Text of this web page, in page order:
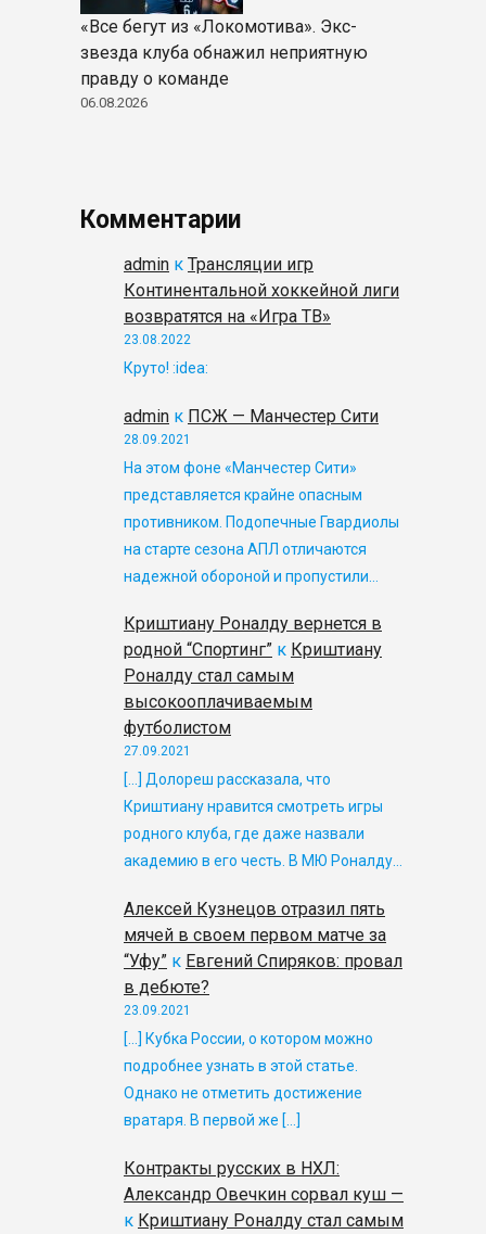
«Все бегут из «Локомотива». Экс-
звезда клуба обнажил неприятную
правду о команде
06.08.2026
Комментарии
admin к Трансляции игр
Континентальной хоккейной лиги
возвратятся на «Игра ТВ»
23.08.2022
Круто! :idea:
admin к ПСЖ — Манчестер Сити
28.09.2021
На этом фоне «Манчестер Сити»
представляется крайне опасным
противником. Подопечные Гвардиолы
на старте сезона АПЛ отличаются
надежной обороной и пропустили…
Криштиану Роналду вернется в
родной “Спортинг” к Криштиану
Роналду стал самым
высокооплачиваемым
футболистом
27.09.2021
[…] Долореш рассказала, что
Криштиану нравится смотреть игры
родного клуба, где даже назвали
академию в его честь. В МЮ Роналду…
Алексей Кузнецов отразил пять
мячей в своем первом матче за
“Уфу” к Евгений Спиряков: провал
в дебюте?
23.09.2021
[…] Кубка России, о котором можно
подробнее узнать в этой статье.
Однако не отметить достижение
вратаря. В первой же […]
Контракты русских в НХЛ:
Александр Овечкин сорвал куш —
к Криштиану Роналду стал самым